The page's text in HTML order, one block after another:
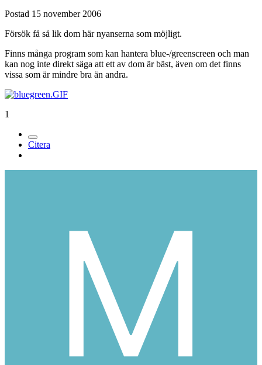
Postad 15 november 2006
Försök få så lik dom här nyanserna som möjligt.
Finns många program som kan hantera blue-/greenscreen och man
kan nog inte direkt säga att ett av dom är bäst, även om det finns
vissa som är mindre bra än andra.
1
Citera